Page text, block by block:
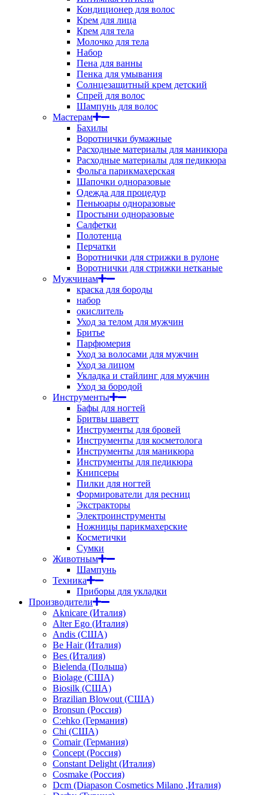
Кондиционер для волос
Крем для лица
Крем для тела
Молочко для тела
Набор
Пена для ванны
Пенка для умывания
Солнцезащитный крем детский
Спрей для волос
Шампунь для волос
Мастерам
Бахилы
Воротнички бумажные
Расходные материалы для маникюра
Расходные материалы для педикюра
Фольга парикмахерская
Шапочки одноразовые
Одежда для процедур
Пеньюары одноразовые
Простыни одноразовые
Салфетки
Полотенца
Перчатки
Воротнички для стрижки в рулоне
Воротнички для стрижки нетканые
Мужчинам
краска для бороды
набор
окислитель
Уход за телом для мужчин
Бритье
Парфюмерия
Уход за волосами для мужчин
Уход за лицом
Укладка и стайлинг для мужчин
Уход за бородой
Инструменты
Бафы для ногтей
Бритвы шаветт
Инструменты для бровей
Инструменты для косметолога
Инструменты для маникюра
Инструменты для педикюра
Книпсеры
Пилки для ногтей
Формирователи для ресниц
Экстракторы
Электроинструменты
Ножницы парикмахерские
Косметички
Сумки
Животным
Шампунь
Техника
Приборы для укладки
Производители
Aknicare (Италия)
Alter Ego (Италия)
Andis (США)
Be Hair (Италия)
Bes (Италия)
Bielenda (Польша)
Biolage (США)
Biosilk (США)
Brazilian Blowout (США)
Bronsun (Россия)
C:ehko (Германия)
Chi (США)
Comair (Германия)
Concept (Россия)
Constant Delight (Италия)
Cosmake (Россия)
Dcm (Diapason Cosmetics Milano ,Италия)